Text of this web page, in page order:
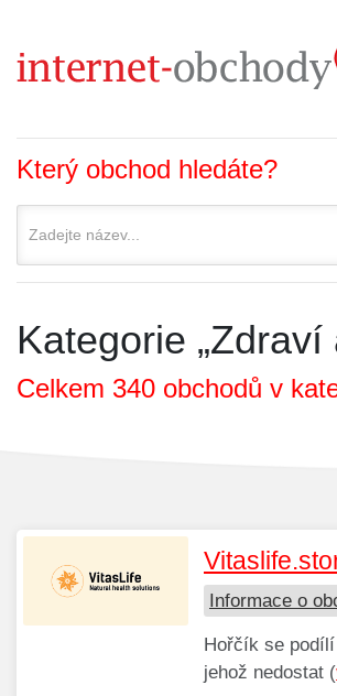
Který obchod hledáte?
Kategorie „Zdraví
Celkem 340 obchodů v
Informace o
Hořčík se
jehož nedostat (